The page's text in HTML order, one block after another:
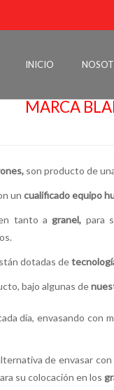
INICIO
MARCA
son producto de
un cualificado equipo
tanto agranel, para
dotadas de
bajo algunas de
día, envasando con
de envasar
su colocación en los